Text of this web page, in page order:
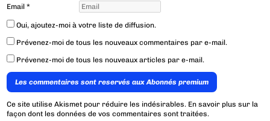
Email*
Oui, ajoutez-moi à votre liste de diffusion.
Prévenez-moi de tous les nouveaux commentaires par e-mail.
Prévenez-moi de tous les nouveaux articles par e-mail.
Les commentaires sont reservés aux Abonnés premium
Ce site utilise Akismet pour réduire les indésirables. En savoir plus sur la
façon dont les données de vos commentaires sont traitées.